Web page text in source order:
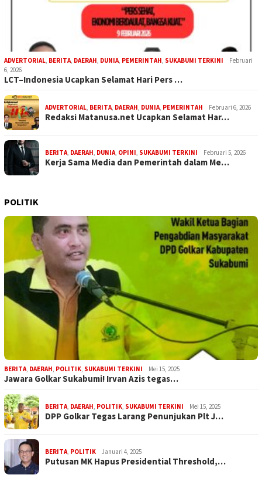
ADVERTORIAL BERITA DAERAH DUNIA PEMERINTAH SUKABUMI TERKINI
Februari
6, 2026
LCT–Indonesia Ucapkan Selamat Hari Pers …
ADVERTORIAL BERITA DAERAH DUNIA PEMERINTAH Februari 6, 2026
Redaksi Matanusa.net Ucapkan Selamat Har…
BERITA DAERAH DUNIA OPINI SUKABUMI TERKINI Februari 5, 2026
Kerja Sama Media dan Pemerintah dalam Me…
POLITIK
BERITA DAERAH POLITIK SUKABUMI TERKINI Mei 15, 2025
Jawara Golkar Sukabumi! Irvan Azis tegas…
BERITA DAERAH POLITIK SUKABUMI TERKINI Mei 15, 2025
DPP Golkar Tegas Larang Penunjukan Plt J…
BERITA POLITIK Januari 4, 2025
Putusan MK Hapus Presidential Threshold,…